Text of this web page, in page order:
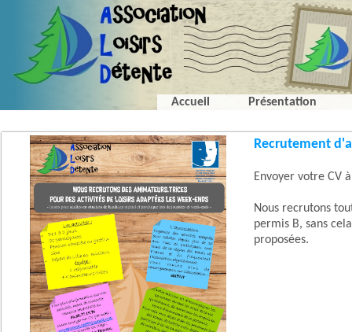
Accueil Présentation
Recrutement
Envoyer votre CV
Nous recrutons
permis B, sans
proposées.